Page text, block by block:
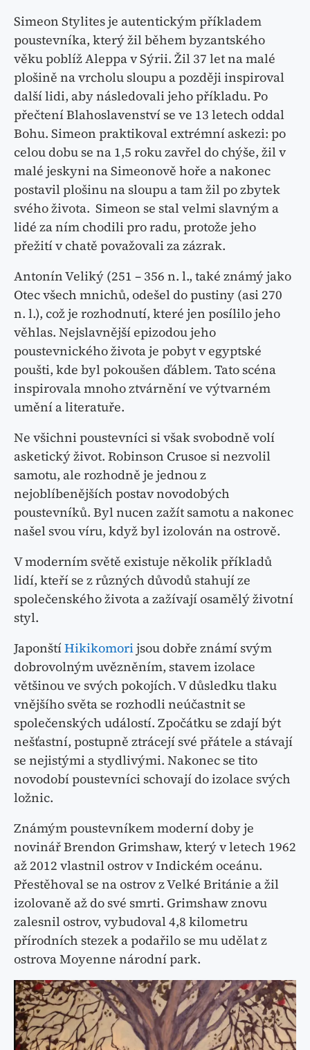
Simeon Stylites je autentickým příkladem
poustevníka, který žil během byzantského
věku poblíž Aleppa v Sýrii. Žil 37 let na malé
plošině na vrcholu sloupu a později inspiroval
další lidi, aby následovali jeho příkladu. Po
přečtení Blahoslavenství se ve 13 letech oddal
Bohu. Simeon praktikoval extrémní askezi: po
celou dobu se na 1,5 roku zavřel do chýše, žil v
malé jeskyni na Simeonově hoře a nakonec
postavil plošinu na sloupu a tam žil po zbytek
svého života. Simeon se stal velmi slavným a
lidé za ním chodili pro radu, protože jeho
přežití v chatě považovali za zázrak.
Antonín Veliký (251 – 356 n. l., také známý jako
Otec všech mnichů, odešel do pustiny (asi 270
n. l.), což je rozhodnutí, které jen posílilo jeho
věhlas. Nejslavnější epizodou jeho
poustevnického života je pobyt v egyptské
poušti, kde byl pokoušen ďáblem. Tato scéna
inspirovala mnoho ztvárnění ve výtvarném
umění a literatuře.
Ne všichni poustevníci si však svobodně volí
asketický život. Robinson Crusoe si nezvolil
samotu, ale rozhodně je jednou z
nejoblíbenějších postav novodobých
poustevníků. Byl nucen zažít samotu a nakonec
našel svou víru, když byl izolován na ostrově.
V moderním světě existuje několik příkladů
lidí, kteří se z různých důvodů stahují ze
společenského života a zažívají osamělý životní
styl.
JaponštíHikikomorijsou dobře známí svým
dobrovolným uvězněním, stavem izolace
většinou ve svých pokojích. V důsledku tlaku
vnějšího světa se rozhodli neúčastnit se
společenských událostí. Zpočátku se zdají být
nešťastní, postupně ztrácejí své přátele a stávají
se nejistými a stydlivými. Nakonec se tito
novodobí poustevníci schovají do izolace svých
ložnic.
Známým poustevníkem moderní doby je
novinář Brendon Grimshaw, který v letech 1962
až 2012 vlastnil ostrov v Indickém oceánu.
Přestěhoval se na ostrov z Velké Británie a žil
izolovaně až do své smrti. Grimshaw znovu
zalesnil ostrov, vybudoval 4,8 kilometru
přírodních stezek a podařilo se mu udělat z
ostrova Moyenne národní park.